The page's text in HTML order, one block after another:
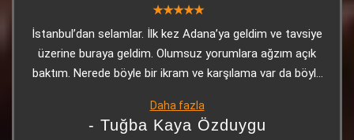
İstanbul’dan selamlar. İlk kez Adana’ya geldim ve tavsiye
üzerine buraya geldim. Olumsuz yorumlara ağzım açık
baktım. Nerede böyle bir ikram ve karşılama var da böyle
konusunda ise makarnası, Adana kebabı ve ikramları
gayet güzeldi. Üzerine tatlı da ikram ettiler. Kesinlikle
Daha fazla
- Tuğba Kaya Özduygu